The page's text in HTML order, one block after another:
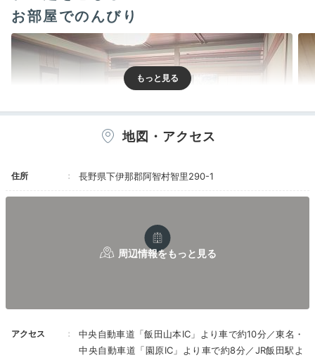
お部屋でのんびり
客室は全28室小さなお子さんものびのび過ごせる10畳
和室や、バリアフリー仕様の和洋室などがあります。
ょっぴり贅沢な露天風呂付客室も魅力的。
地図・アクセス
住所 長野県下伊那郡阿智村智里290-1
アクセス
中央自動車道「飯田山本IC」より車で約10分／東名・
中央自動車道「園原IC」より車で約8分／JR飯田駅よ